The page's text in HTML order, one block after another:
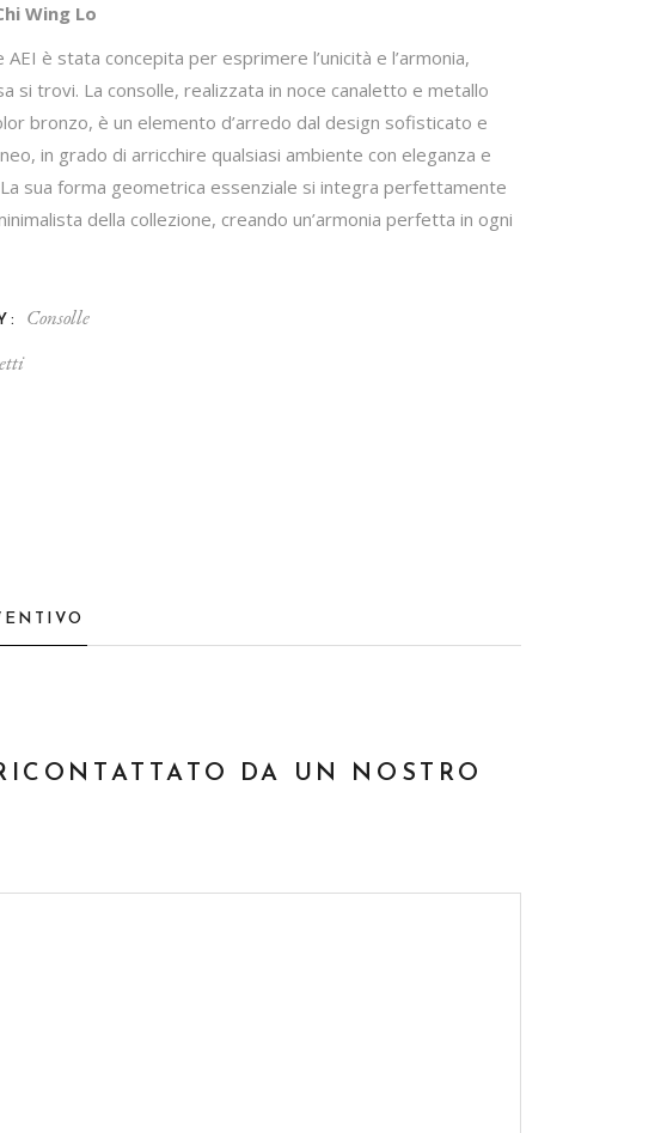
Wing Lo
AEI è stata concepita per esprimere l’unicità e l’armonia,
si trovi. La consolle, realizzata in noce canaletto e metallo
bronzo, è un elemento d’arredo dal design sofisticato e
in grado di arricchire qualsiasi ambiente con eleganza e
sua forma geometrica essenziale si integra perfettamente
della collezione, creando un’armonia perfetta in ogni
Consolle
DA UN NOSTRO